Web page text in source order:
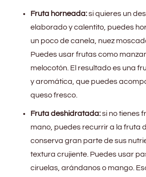
Fruta horneada:si quieres un
elaborado y calentito, puedes
un poco de canela, nuez
Puedes usar frutas como
melocotón. El resultado es una
y aromática, que puedes
queso fresco.
Fruta deshidratada:si no tienes
mano, puedes recurrir a la fruta
conserva gran parte de sus
textura crujiente. Puedes usar
ciruelas, arándanos o mango.